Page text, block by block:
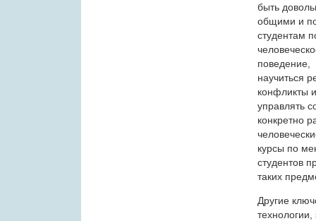
быть
общими и
студентам
поведение,
научиться
конфликты и
управлять
конкретно
курсы по
студентов
таких
Другие